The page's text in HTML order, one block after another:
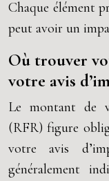
Chaque élément
peut avoir un
Où trouver
votre avis
Le montant de
(RFR) figure
votre avis
généralement